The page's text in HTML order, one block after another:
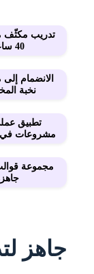
40 ساعة​
الانضمام
نخبة
تطبيق
مشروعات
مجموعة
جاهز